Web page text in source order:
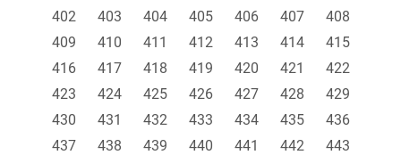
402
403 404 405 406 407
408
409
410 411 412 413 414
415
416
417 418 419 420 421
422
423
424 425 426 427 428
429
430
431 432 433 434 435
436
437
438 439 440 441 442
443